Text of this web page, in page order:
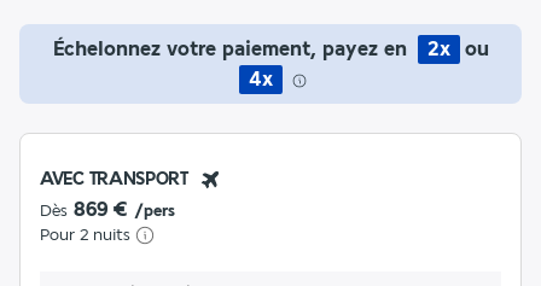
Échelonnez votre paiement, payez en 2x
ou
4x
AVEC TRANSPORT
Dès 869 € /pers
Pour 2 nuits